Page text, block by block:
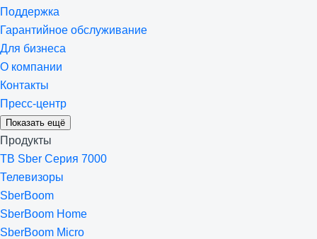
Поддержка
Гарантийное обслуживание
Для бизнеса
О компании
Контакты
Пресс-центр
Показать ещё
Продукты
ТВ Sber Серия 7000
Телевизоры
SberBoom
SberBoom Home
SberBoom Micro